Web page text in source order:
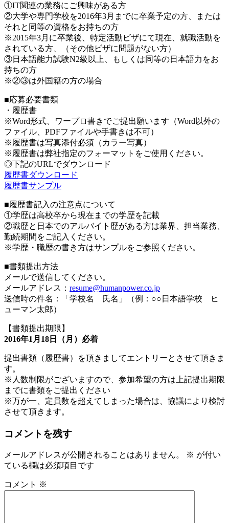
①IT関連の業務にご興味がある方
②大学や専門学校を2016年3月までに卒業予定の方、または
それと同等の資格をお持ちの方
※2015年3月に卒業後、特定活動ビザにて現在、就職活動を
されている方、（その他ビザに問題がない方）
③日本語能力試験N2級以上、もしくは同等の日本語力をお
持ちの方
※②③は外国籍の方の場合
■応募必要書類
・履歴書
※Word形式、ワープロ書きでご提出願います（Word以外の
ファイル、PDFファイルや手書きは不可）
※履歴書は写真添付必須（カラー写真）
※履歴書は弊社指定のフォーマットをご使用ください。
◎下記のURLでダウンロード
履歴書ダウンロード
履歴書サンプル
■履歴書記入の注意点について
①学歴は高校卒から現在までの学歴を記載
②職歴と日本でのアルバイト歴がある方は業界、担当業務、
勤続期間をご記入ください。
※学歴・職歴の書き方はサンプルをご参照ください。
■書類提出方法
メールで送信してください。
メールアドレス： resume@humanpower.co.jp
送信時の件名：「学校名 氏名」（例：○○日本語学校 ヒ
ューマン太郎）
【書類提出期限】
2016年1月18日（月）必着
提出書類（履歴書）を頂きましてエントリーとさせて頂きま
す。
※人数制限がございますので、参加希望の方は上記提出期限
までに書類をご提出ください
※万が一、定員数を超えてしまった場合は、協議により検討
させて頂きます。
コメントを残す
メールアドレスが公開されることはありません。 ※ が付い
ている欄は必須項目です
コメント ※